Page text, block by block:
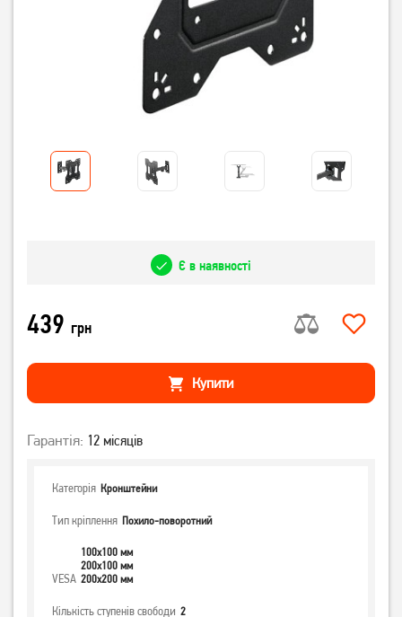
Є в наявності
439 грн
Купити
Гарантія: 12 місяців
Категорія Кронштейни
Тип кріплення Похило-поворотний
VESA
100x100 мм
200x100 мм
200x200 мм
Кількість ступенів свободи 2